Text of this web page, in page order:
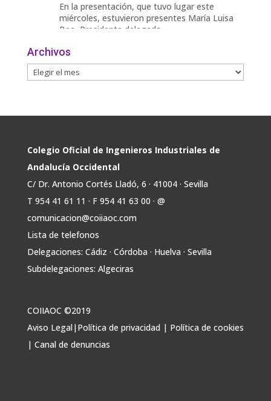
En la presentación, que tuvo lugar este
miércoles, estuvieron presentes María Luisa
Bea, Presidenta delegada
Twitter
📢ℹ️ El Gobierno acelera la electrificación
2030 para infraestructuras que permitan la
conexión de vivienda, industria y transporte
electrificado.
Estas medidas se encuentran en la dirección
Avata
COIIAOC @industrialesand · 29 Jul
🤝🏾 @industrialesand desempeña un
🛡️ Actuamos como garantes del interés
general, aportando conocimiento técnico y
facilitando la colaboración entre todos los
Archivos
Colegio Oficial de Ingenieros Industriales de
Andalucía Occidental
C/ Dr. Antonio Cortés Lladó, 6 · 41004 · Sevilla
T 954 41 61 11 · F 954 41 63 00 · @
comunicacion@coiiaoc.com
Lista de telefonos
Delegaciones: Cádiz · Córdoba · Huelva · Sevilla
Subdelegaciones: Algeciras
COIIAOC ©2019
Aviso Legal | Política de privacidad | Política de cookies
| Canal de denuncias